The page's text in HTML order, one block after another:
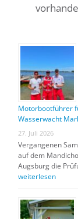
Motorbootführer
Wasserwacht
27. Juli 2026
Vergangenen
auf dem
Augsburg die
weiterlesen